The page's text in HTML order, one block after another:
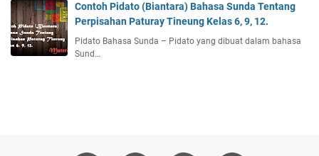
Contoh Pidato (Biantara) Bahasa Sunda Tentang
Perpisahan Paturay Tineung Kelas 6, 9, 12.
Pidato Bahasa Sunda – Pidato yang dibuat dalam bahasa
Sund…